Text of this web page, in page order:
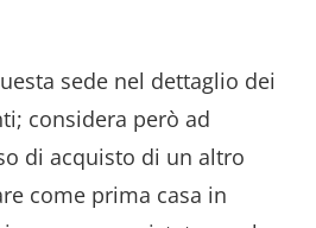
sede nel dettaglio dei
considera però ad
di acquisto di un altro
come prima casa in